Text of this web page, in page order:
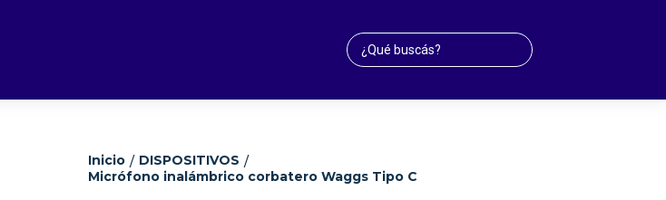
Inicio / DISPOSITIVOS /
Micrófono inalámbrico corbatero Waggs Tipo C